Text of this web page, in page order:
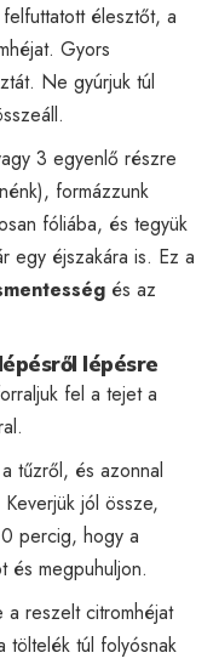
élesztőt, a
Gyors
Ne gyúrjuk túl
3 egyenlő részre
formázzunk
fóliába, és tegyük
egy éjszakára is. Ez a
és az
lépésre
fel a tejet a
tűzről, és azonnal
jól össze,
percig, hogy a
és megpuhuljon.
a reszelt citromhéjat
töltelék túl folyósnak